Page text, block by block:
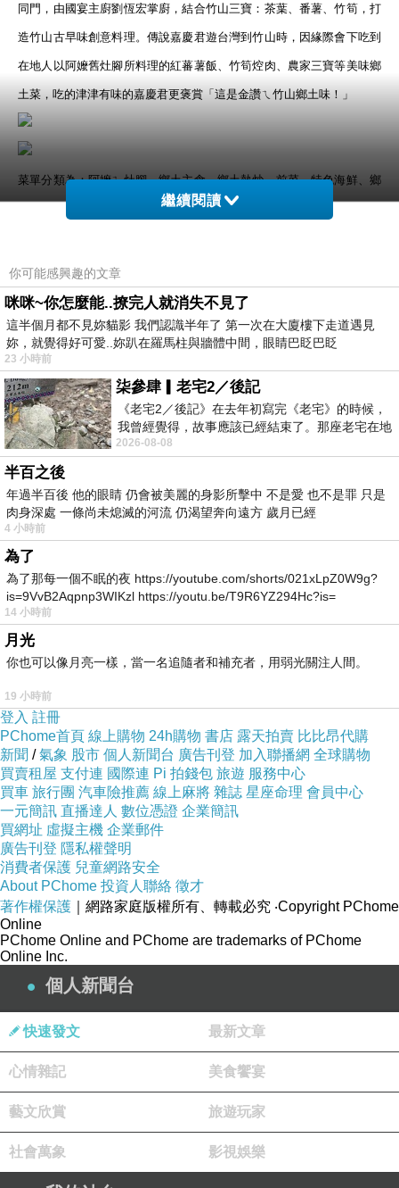
同門，由國宴主廚劉恆宏掌廚，結合竹山三寶：茶葉、番薯、竹筍，打
造竹山古早味創意料理。傳說嘉慶君遊台灣到竹山時，因緣際會下吃到
在地人以阿嬤舊灶腳所料理的紅蕃薯飯、竹筍焢肉、農家三寶等美味鄉
土菜，吃的津津有味的嘉慶君更褒賞「這是金讚ㄟ竹山鄉土味！」
菜單分類為：阿嬤ㄟ灶腳、鄉土主食、鄉土熱炒、前菜、特色海鮮、鄉
土特色湯品等，價位100-680元不等。
小菜，特製泡菜拚彩椒山蕨貓，過貓相當嫩，比我曾吃過的嫩口，添加
和風醬，微酸鹹相當開胃，是道夏天的開胃菜。
招牌筍香飯，感覺是炒飯來著的？份量依4大3小(近18歲男女)來說相當
實在且夠飽足感。
飯粒粒分明，加入筍子、蔥花、香菇及飯的調味都將將好，炒的口味滿
好的，唯有小缺點就是微油了一咪咪，不過香味及調味都相當道味，很
不錯吃呢！
養生燉盅排骨湯，使用新鮮的明日葉，葉子香氣相當濃郁但不突兀，湯
頭香濃好喝，對個人的口味稍覺得偏鹹了一點，排骨相當軟嫩讓人稱讚
似乎熬燉許久的口感，這道評價滿不賴的，肉肉嫩的關係應該是內部呈
現粉嫩色，不柴不老易嚼食。
空心菜筍絲，使用集集溫室空心菜，筍絲是本身就有醃製過的，兩者合
一稍覺得口味重了點，筍絲小嫩口不柴，整體蔬菜口感鮮嫩取勝。
發財爆料雞，光是取名就相當逗趣前衛。底下的地瓜球可能稍待一段時
間，稍覺微偏油了一點，不過口感有Q彈。烤雞外皮酥脆，外皮刷上麥
芽糖甜甜香香且有入味，肉還滿嫩口的，個人建議搭配胡椒鹽有加分效
果，還不錯呢！
烤雞結合「紫南宮」的發財金雞蛋。底下鋪滿象徵生「金雞蛋」地瓜
絲的飽滿金雞，為顧客送上財氣，相當具有財源廣進的意味。
紹興白玉蝦，蝦子像是極速冷凍的，蝦子中等size，蝦本身不用調味就
有鹽水滋味。
繼續閱讀
你可能感興趣的文章
咪咪~你怎麼能..撩完人就消失不見了
這半個月都不見妳貓影 我們認識半年了 第一次在大廈樓下走道遇見
妳，就覺得好可愛..妳趴在羅馬柱與牆體中間，眼睛巴眨巴眨
23 小時前
柒參肆▎老宅2／後記
《老宅2／後記》在去年初寫完《老宅》的時候，
我曾經覺得，故事應該已經結束了。那座老宅在地
震中倒塌，七個人終於離開那片黑暗，
2026-08-08
半百之後
年過半百後 他的眼睛 仍會被美麗的身影所擊中 不是愛 也不是罪 只是
肉身深處 一條尚未熄滅的河流 仍渴望奔向遠方 歲月已經
4 小時前
為了
為了那每一個不眠的夜 https://youtube.com/shorts/021xLpZ0W9g?
is=9VvB2Aqpnp3WIKzl https://youtu.be/T9R6YZ294Hc?is=
14 小時前
月光
你也可以像月亮一樣，當一名追隨者和補充者，用弱光關注人間。
19 小時前
登入 註冊
PChome首頁 線上購物 24h購物 書店 露天拍賣 比比昂代購
新聞 /氣象 股市 個人新聞台 廣告刊登 加入聯播網 全球購物
買賣租屋 支付連 國際連 Pi 拍錢包 旅遊 服務中心
買車 旅行團 汽車險推薦 線上麻將 雜誌 星座命理 會員中心
一元簡訊 直播達人 數位憑證 企業簡訊
買網址 虛擬主機 企業郵件
廣告刊登 隱私權聲明
消費者保護 兒童網路安全
About PChome 投資人聯絡 徵才
著作權保護 ｜網路家庭版權所有、轉載必究 ‧Copyright PChome
Online
PChome Online and PChome are trademarks of PChome
Online Inc.
個人新聞台
快速發文 最新文章
心情雜記 美食饗宴
藝文欣賞 旅遊玩家
社會萬象 影視娛樂